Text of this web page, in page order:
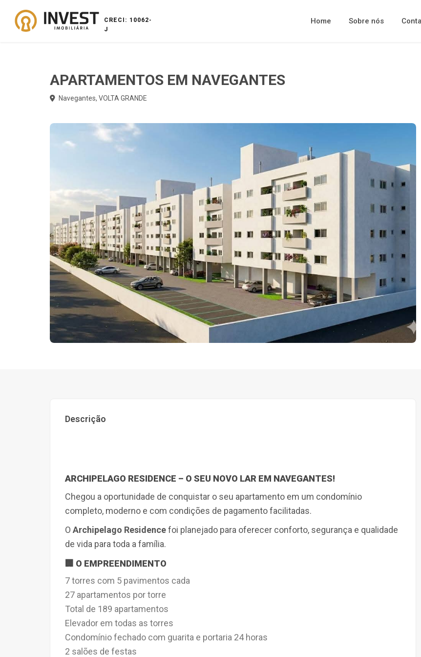
CRECI: 10062-
J
Home Sobre nós
APARTAMENTOS EM NAVEGANTES
Navegantes, VOLTA GRANDE
Descrição
ARCHIPELAGO RESIDENCE – O SEU NOVO LAR EM NAVEGANTES!
Chegou a oportunidade de conquistar o seu apartamento em um condomínio
completo, moderno e com condições de pagamento facilitadas.
O Archipelago Residencefoi planejado para oferecer conforto, segurança e qualidade
de vida para toda a família.
🏢 O EMPREENDIMENTO
7 torres com 5 pavimentos cada
27 apartamentos por torre
Total de 189 apartamentos
Elevador em todas as torres
Condomínio fechado com guarita e portaria 24 horas
2 salões de festas